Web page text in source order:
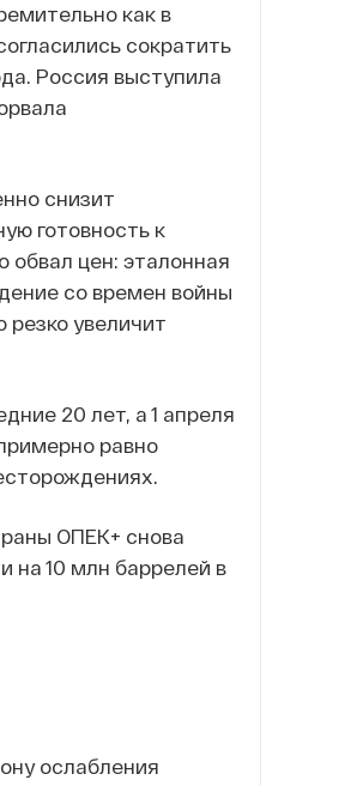
как в
сократить
Россия выступила
снизит
готовность к
обвал цен: эталонная
со времен войны
резко увеличит
20 лет, а 1 апреля
равно
ОПЕК+ снова
на 10 млн баррелей в
ослабления